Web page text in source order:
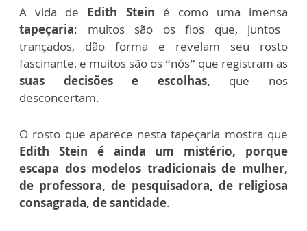
A vida de Edith Stein é como uma imensa
tapeçaria: muitos são os fios que, juntos
trançados, dão forma e revelam seu rosto
fascinante, e muitos são os “nós” que registram as
suas decisões e escolhas, que nos
desconcertam.
O rosto que aparece nesta tapeçaria mostra que
Edith Stein é ainda um mistério, porque
escapa dos modelos tradicionais de mulher,
de professora, de pesquisadora, de religiosa
consagrada, de santidade.